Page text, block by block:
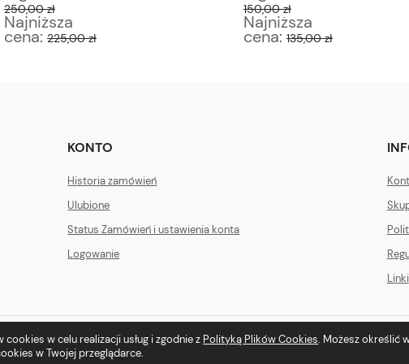
w celu realizacji usług i zgodnie z Polityką Plików Cookies. Możesz określić
w Twojej przeglądarce.
250,00 zł
Najniższa
cena: 225,00 zł
150,00 zł
Najniższa
cena: 135,00 zł
KONTO
Historia zamówień
Ulubione
Status Zamówień i ustawienia konta
Logowanie
Linki
Sklep internetowy Shoper Premium